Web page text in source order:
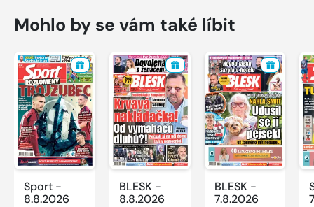
Mohlo by se vám také líbit
Sport -
8.8.2026
BLESK -
8.8.2026
BLESK -
7.8.2026